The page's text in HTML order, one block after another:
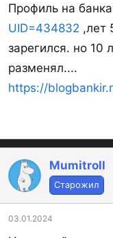
Профиль на
UID=434832 ,лет
зарегился. но 10
разменял....
https://
Mumitroll
Старожил
03.01.2024